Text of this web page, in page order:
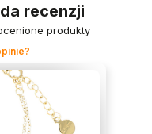
recenzji
produkty